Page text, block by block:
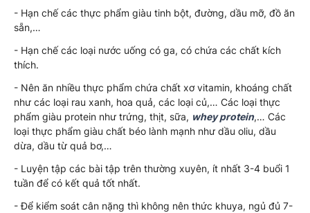
- Hạn chế các thực phẩm giàu tinh bột, đường, dầu mỡ, đồ ăn
sẵn,…
- Hạn chế các loại nước uống có ga, có chứa các chất kích
thích.
- Nên ăn nhiều thực phẩm chứa chất xơ vitamin, khoáng chất
như các loại rau xanh, hoa quả, các loại củ,… Các loại thực
phẩm giàu protein như trứng, thịt, sữa, whey protein,… Các
loại thực phẩm giàu chất béo lành mạnh như dầu oliu, dầu
dừa, dầu từ quả bơ,…
- Luyện tập các bài tập trên thường xuyên, ít nhất 3-4 buổi 1
tuần để có kết quả tốt nhất.
- Để kiểm soát cân nặng thì không nên thức khuya, ngủ đủ 7-